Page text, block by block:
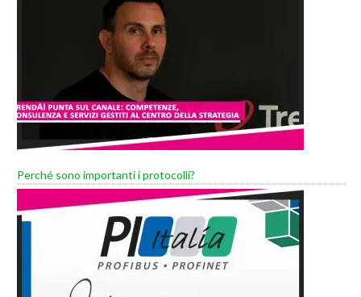
Perché sono importanti i protocolli?